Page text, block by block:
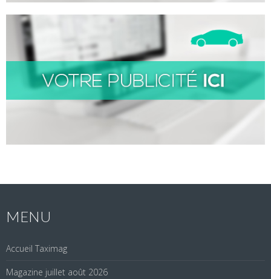
MENU
Accueil Taximag
Magazine juillet août 2026